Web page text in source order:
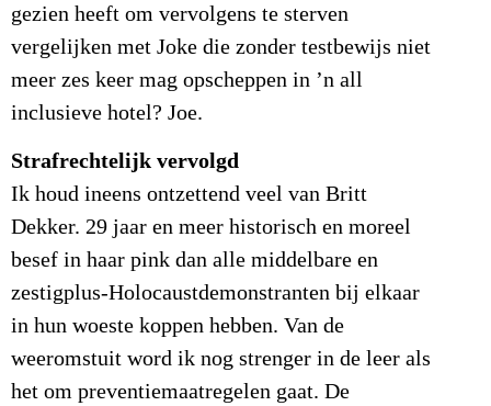
gezien heeft om vervolgens te sterven
vergelijken met Joke die zonder testbewijs niet
meer zes keer mag opscheppen in ’n all
inclusieve hotel? Joe.
Strafrechtelijk vervolgd
Ik houd ineens ontzettend veel van Britt
Dekker. 29 jaar en meer historisch en moreel
besef in haar pink dan alle middelbare en
zestigplus-Holocaustdemonstranten bij elkaar
in hun woeste koppen hebben. Van de
weeromstuit word ik nog strenger in de leer als
het om preventiemaatregelen gaat. De